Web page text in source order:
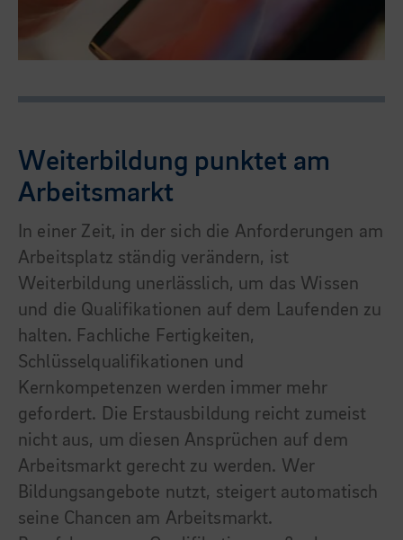
Weiterbildung punktet am
Arbeitsmarkt
In einer Zeit, in der sich die Anforderungen am
Arbeitsplatz ständig verändern, ist
Weiterbildung unerlässlich, um das Wissen
und die Qualifikationen auf dem Laufenden zu
halten. Fachliche Fertigkeiten,
Schlüsselqualifikationen und
Kernkompetenzen werden immer mehr
gefordert. Die Erstausbildung reicht zumeist
nicht aus, um diesen Ansprüchen auf dem
Arbeitsmarkt gerecht zu werden. Wer
Bildungsangebote nutzt, steigert automatisch
seine Chancen am Arbeitsmarkt.